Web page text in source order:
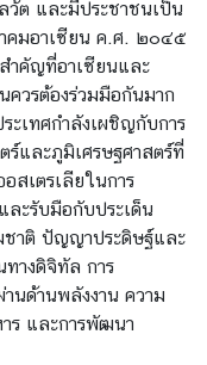
วัต และมีประชาชนเป็น
คมอาเซียน ค.ศ. ๒๐๔๕
ำคัญที่อาเซียนและ
วรต้องร่วมมือกันมาก
ะเทศกำลังเผชิญกับการ
และภูมิเศรษฐศาสตร์ที่
สเตรเลียในการ
ะรับมือกับประเด็น
ชาติ ปัญญาประดิษฐ์และ
ทางดิจิทัล การ
นด้านพลังงาน ความ
ร และการพัฒนา